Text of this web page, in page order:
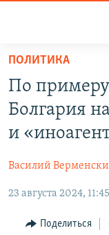
Вернуться
основному
содержанию
главной
Вернутся
поиску
СПЕЦПРОЕКТЫ
11 ЛЕТ
ЕЩЕ
ИНТЕРАКТИВ
ИНФОГРАФИКА
РАДІО СВОБОДА
КАК ОБОЙТИ
ПОЛИТИКА
По
Болгария
и
Василий
23 августа 2024, 11:45
Поделиться